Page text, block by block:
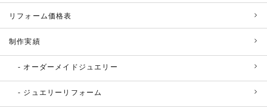
リフォーム価格表
制作実績
オーダーメイドジュエリー
ジュエリーリフォーム